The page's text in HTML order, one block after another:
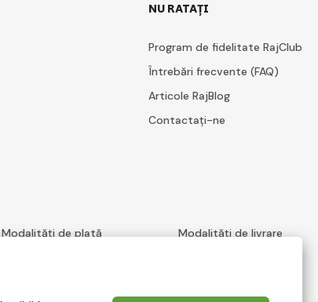
NU RATAȚI
Program de fidelitate RajClub
Întrebări frecvente (FAQ)
Articole RajBlog
Contactați-ne
Modalități de plată Modalități de livrare